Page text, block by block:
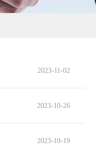
2023-11-02
[已截止]
2023-10-26
[已截止]
2023-10-19